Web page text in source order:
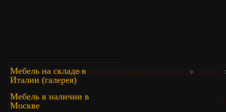
Мебель на складе в
Италии (галерея)
Мебель в наличии в
Москве
Главная>Мебель на складе в Италии (Галерея) > Гостиные